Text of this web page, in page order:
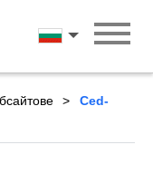
български
Ced-